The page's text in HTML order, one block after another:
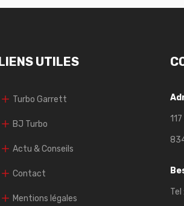
LIENS UTILES
Turbo Garrett
BJ Turbo
Actu & Conseils
Contact
Mentions légales
Tel :